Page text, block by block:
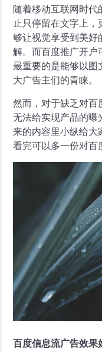
随着移动互联网时代
止只停留在文字上，
够让视觉享受到美好
解。而百度推广开户
最重要的是能够以图
大广告主们的青睐。
然而，对于缺乏对百
无法给实现产品的曝
来的内容里小纵给大
看完可以多一份对百
百度信息流广告效果